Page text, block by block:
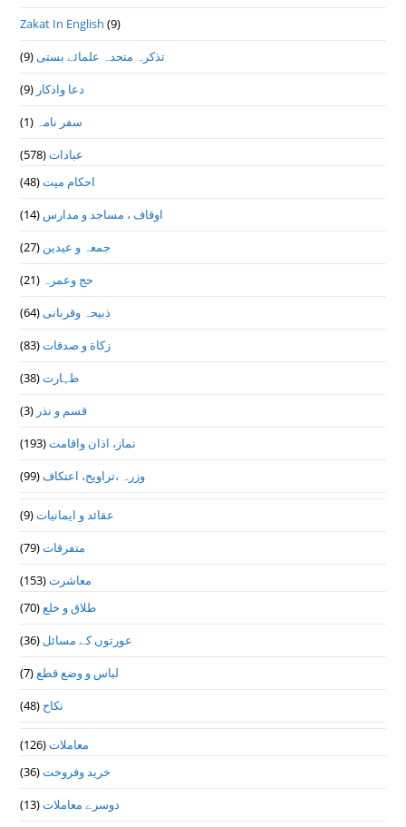
Zakat In English (9)
تذكرہ متحدہ علمائے بستى(9)
دعا واذكار (9)
سفر نامہ (1)
عبادات(578)
احکام میت(48)
اوقاف ، مساجد و مدارس (14)
جمعہ و عیدین (27)
حج وعمرہ (21)
ذبیحہ وقربانی(64)
زکاة و صدقات(83)
طہارت(38)
قسم و نذر (3)
نماز، اذان واقامت(193)
وزرہ ،تراويح، اعتكاف(99)
عقائد و ایمانیات(9)
متفرقات(79)
معاشرت(153)
طلاق و خلع(70)
عورتوں کے مسائل (36)
لباس و وضع قطع(7)
نکاح (48)
معاملات(126)
خرید وفروخت(36)
دوسرے معاملات(13)